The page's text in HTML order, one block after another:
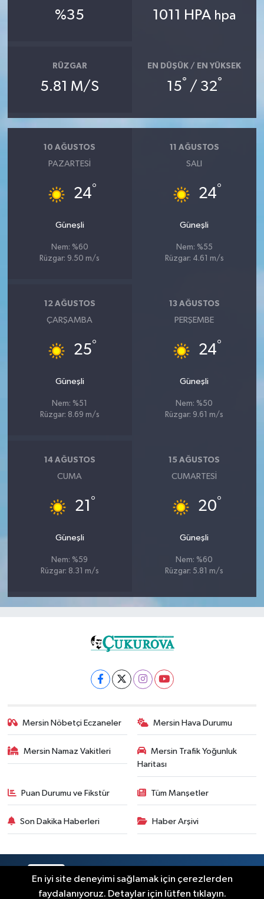
%35 1011 HPA hpa
RÜZGAR
5.81 M/S
EN DÜŞÜK / EN YÜKSEK
15° / 32°
10 AĞUSTOS
PAZARTESI
24°
Güneşli
Nem: %60
Rüzgar: 9.50 m/s
11 AĞUSTOS
SALI
24°
Güneşli
Nem: %55
Rüzgar: 4.61 m/s
12 AĞUSTOS
ÇARŞAMBA
25°
Güneşli
Nem: %51
Rüzgar: 8.69 m/s
13 AĞUSTOS
PERŞEMBE
24°
Güneşli
Nem: %50
Rüzgar: 9.61 m/s
14 AĞUSTOS
CUMA
21 °
Güneşli
Nem: %59
Rüzgar: 8.31 m/s
15 AĞUSTOS
CUMARTESI
20°
Güneşli
Nem: %60
Rüzgar: 5.81 m/s
Mersin Nöbetçi Eczaneler Mersin Hava Durumu
Mersin Namaz Vakitleri
Mersin Trafik Yoğunluk
Haritası
Puan Durumu ve Fikstür Tüm Manşetler
Son Dakika Haberleri Haber Arşivi
En iyi site deneyimi sağlamak için çerezlerden
faydalanıyoruz. Detaylar için lütfen tıklayın.